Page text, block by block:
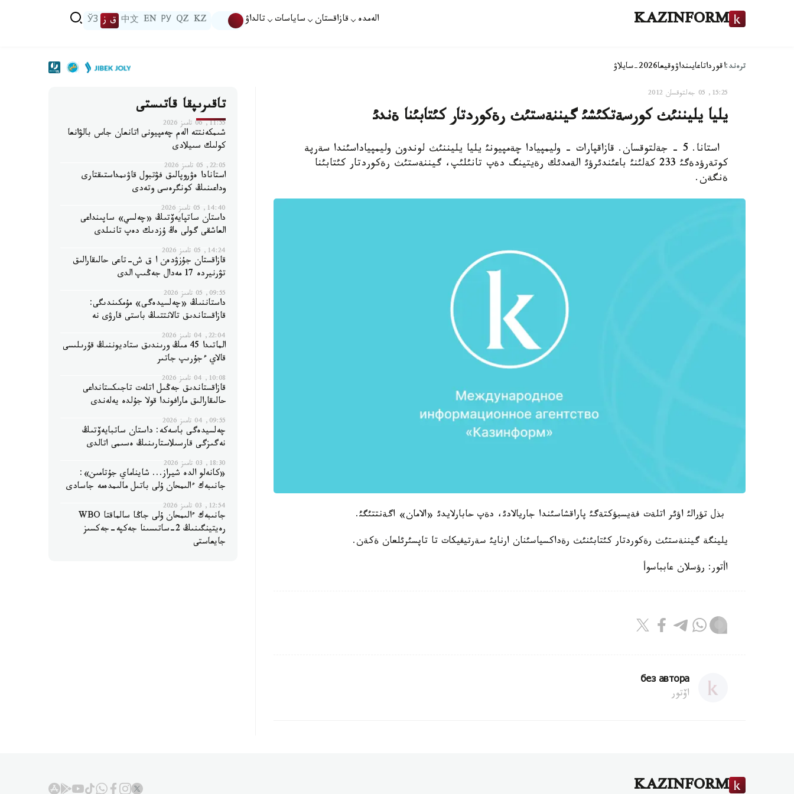
KAZINFORM الەمدە قازاقستان ساياسات تالداۋ KZ
QZ
РУ
EN
中文 ق ز ЎЗ
ترەند:اقورداتاعايىنداۋوقيعا2026-سايلاۋ
15:25, 05 جەلتوقسان 2012
يليا يليننئث كورسةتكئشئ گيننةستئث رةكوردتار كئتابئنا ةندئ
استانا. 5 - جةلتوقسان. قازاقپارات - وليمپيادا چةمپيونئ يليا يليننئث لوندون وليمپياداسئندا سةرپة
كوتةرؤدةگئ 233 كةلئنئ باعئندئرؤئ الةمدئك رةيتينگ دةپ تانئلئپ، گيننةستئث رةكوردتار كئتابئنا
ةنگةن.
بذل تؤرالئ اؤئر اتلةت فةيسبؤكتةگئ پاراقشاسئندا جاريالادئ، دةپ حابارلايدئ «الامان» اگةنتتئگئ.
يلينگة گيننةستئث رةكوردتار كئتابئنئث رةداكسياسئنان ارنايئ سةرتيفيكات تا تاپسئرئلعان ةكةن.
اأتور: رؤسلان عابباسوأ
без автора
اۆتور
تاقىرىپقا قاتىستى
11:55, 06 تامىز 2026
شىمكەنتتە الەم چەمپيونى اتانعان جاس بالۋانعا
كولىك سىيلادى
22:05, 05 تامىز 2026
استانادا ەۋروپالىق فۋتبول قاۋىمداستىقتارى
وداعىنىڭ كونگرەسى وتەدى
14:40, 05 تامىز 2026
داستان ساتپايەۆتىڭ «چەلسي» ساپىنداعى
العاشقى گولى ەڭ ۇزدىك دەپ تانىلدى
14:24, 05 تامىز 2026
قازاقستان جۇزۋدەن ا ق ش-تاعى حالىقارالىق
تۋرنيردە 17 مەدال جەڭىپ الدى
09:55, 05 تامىز 2026
داستاننىڭ «چەلسيدەگى» مۇمكىندىگى:
قازاقستاندىق تالانتتىڭ باستى قارۋى نە
22:04, 04 تامىز 2026
الماتىدا 45 مىڭ ورىندىق ستاديوننىڭ قۇرىلىسى
قالاي ءجۇرىپ جاتىر
10:08, 04 تامىز 2026
قازاقستاندىق جەڭىل اتلەت تاجىكستانداعى
حالىقارالىق مارافوندا قولا جۇلدە يەلەندى
09:55, 04 تامىز 2026
چەلسيدەگى باسەكە: داستان ساتبايەۆتىڭ
نەگىزگى قارسىلاستارىنىڭ ەسىمى اتالدى
18:30, 03 تامىز 2026
«كانەلو الدە شيراز... شايناماي جۇتامىن»:
جانىبەك ءالىمحان ۇلى باتىل مالىمدەمە جاسادى
12:54, 03 تامىز 2026
جانىبەك ءالىمحان ۇلى جاڭا سالماقتا WBO
رەيتينگىنىڭ 2-ساتىسىنا جەكپە-جەكسىز
جايعاستى
KAZINFORM